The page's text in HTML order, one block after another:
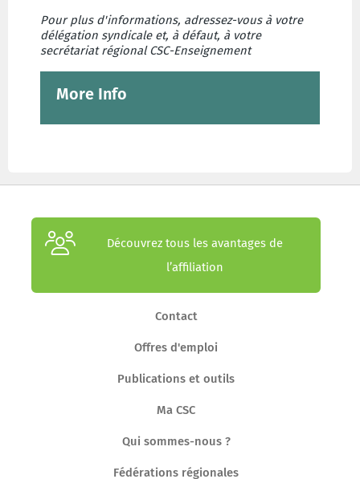
Pour plus d'informations, adressez-vous à votre
délégation syndicale et, à défaut, à votre
secrétariat régional CSC-Enseignement
More Info
Découvrez tous les avantages de
l’affiliation
Contact
Offres d'emploi
Publications et outils
Ma CSC
Qui sommes-nous ?
Fédérations régionales